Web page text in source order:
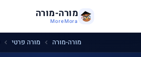
מורה-מורה
MoreMora
מורה-מורה מורה פרטי